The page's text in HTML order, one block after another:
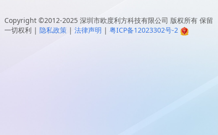
Copyright ©2012-2025 深圳市欧度利方科技有限公司 版权所有 保留
一切权利 | 隐私政策 | 法律声明 | 粤ICP备12023302号-2